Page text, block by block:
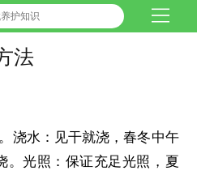
法
浇水：见干就浇，春冬中午
。光照：保证充足光照，夏